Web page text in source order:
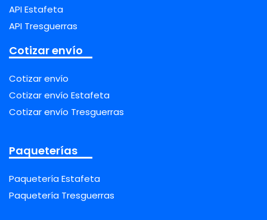
API Estafeta
API Tresguerras
Cotizar envío
Cotizar envío
Cotizar envío Estafeta
Cotizar envío Tresguerras
Paqueterías
Paquetería Estafeta
Paquetería Tresguerras